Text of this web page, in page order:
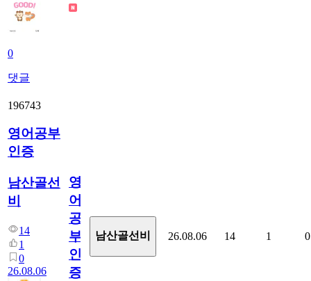
0
댓글
196743
영어공부
인증
남산골선
비
14
1
0
26.08.06
영
어
공
부
인
증
남산골선비 26.08.06 14 1 0